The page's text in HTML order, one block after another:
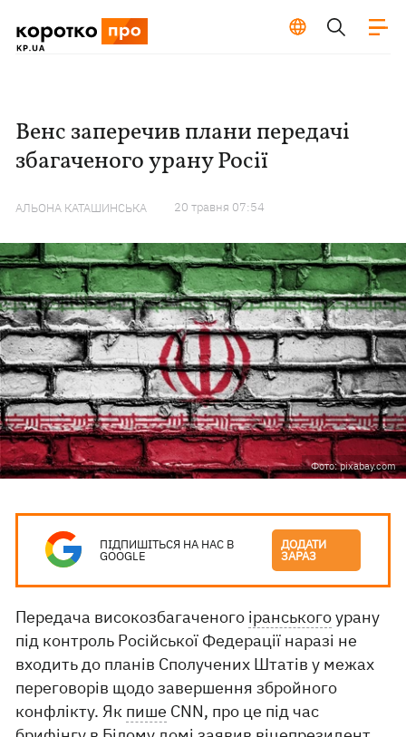
Венс заперечив плани передачі
збагаченого урану Росії
АЛЬОНА КАТАШИНСЬКА 20 травня 07:54
Фото: pixabay.com
ПІДПИШІТЬСЯ НА НАС В
GOOGLE
ДОДАТИ
ЗАРАЗ
Передача високозбагаченого іранськогоурану
під контроль Російської Федерації наразі не
входить до планів Сполучених Штатів у межах
переговорів щодо завершення збройного
конфлікту. Як пише CNN, про це під час